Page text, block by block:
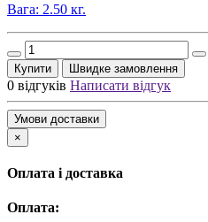
Вага: 2.50 кг.
Купити Швидке замовлення
0 відгуків Написати відгук
Умови доставки
×
Оплата і доставка
Оплата: